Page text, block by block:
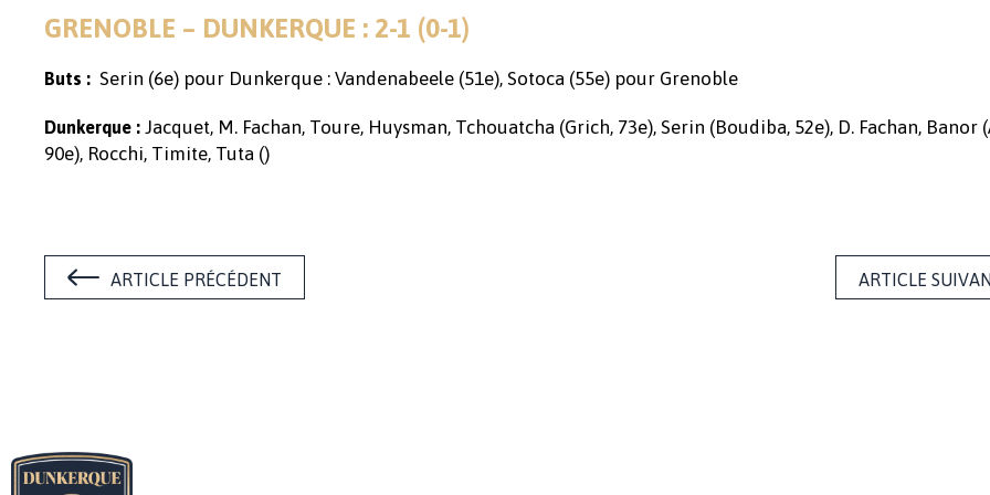
GRENOBLE – DUNKERQUE : 2-1 (0-1)
Buts : Serin (6e) pour Dunkerque : Vandenabeele (51e), Sotoca (55e) pour Grenoble
Dunkerque : Jacquet, M. Fachan, Toure, Huysman, Tchouatcha (Grich, 73e), Serin (Boudiba, 52e), D. Fachan, Banor
90e), Rocchi, Timite, Tuta ()
ARTICLE PRÉCÉDENT ARTICLE